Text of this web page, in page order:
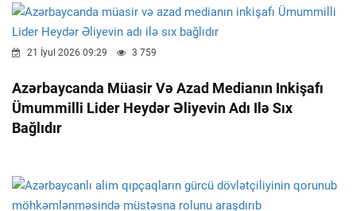
21 İyul 2026 09:29 3 759
Azərbaycanda Müasir Və Azad Medianın Inkişafı
Ümummilli Lider Heydər Əliyevin Adı Ilə Sıx
Bağlıdır